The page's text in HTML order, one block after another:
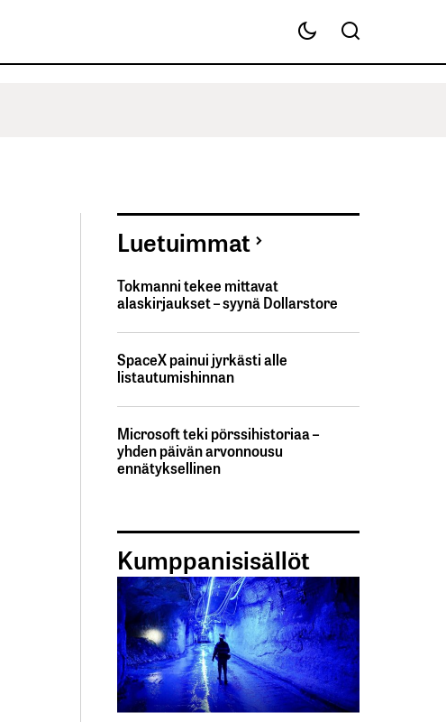
Luetuimmat
Tokmanni tekee mittavat
alaskirjaukset – syynä Dollarstore
SpaceX painui jyrkästi alle
listautumishinnan
Microsoft teki pörssihistoriaa –
yhden päivän arvonnousu
ennätyksellinen
Kumppanisisällöt